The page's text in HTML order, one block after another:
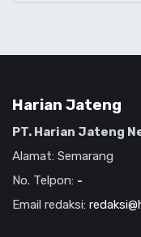
Harian Jateng
PT. Harian Jateng
Alamat: Semarang
No. Telpon: -
Email redaksi: